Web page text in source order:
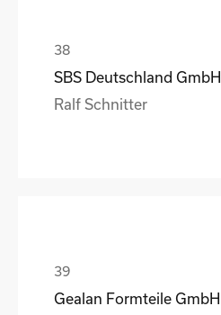
SBS Deutschland GmbH
Ralf Schnitter
Gealan Formteile GmbH